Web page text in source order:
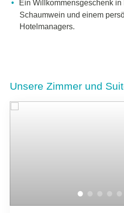
Ein Willkommensgeschenk
Schaumwein und einem
Hotelmanagers.
Unsere Zimmer und